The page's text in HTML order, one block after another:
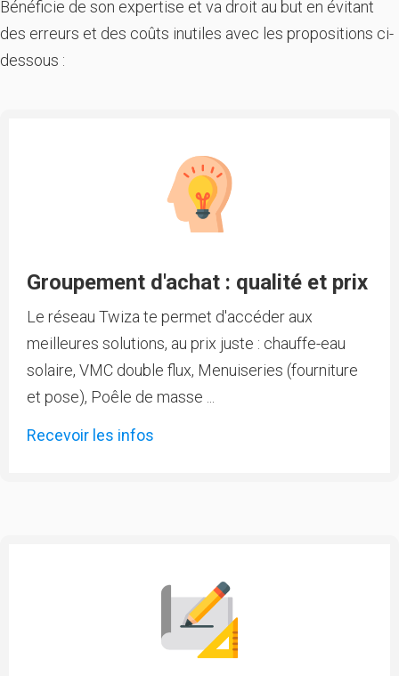
Bénéficie de son expertise et va droit au but en évitant
des erreurs et des coûts inutiles avec les propositions ci-
dessous :
Groupement d'achat : qualité et prix
Le réseau Twiza te permet d'accéder aux
meilleures solutions, au prix juste : chauffe-eau
solaire, VMC double flux, Menuiseries (fourniture
et pose), Poêle de masse ...
Recevoir les infos